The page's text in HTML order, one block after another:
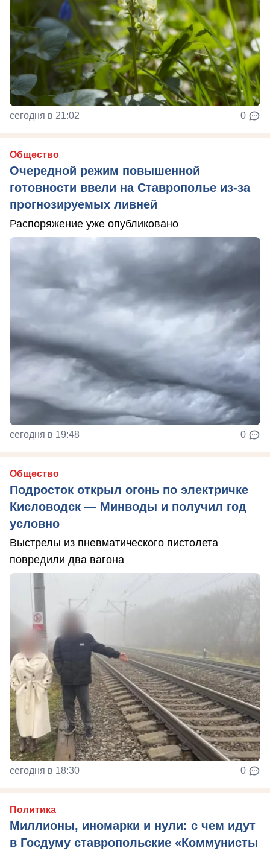
сегодня в 21:02 0
Общество
Очередной режим повышенной
готовности ввели на Ставрополье из-за
прогнозируемых ливней
Распоряжение уже опубликовано
сегодня в 19:48 0
Общество
Подросток открыл огонь по электричке
Кисловодск — Минводы и получил год
условно
Выстрелы из пневматического пистолета
повредили два вагона
сегодня в 18:30 0
Политика
Миллионы, иномарки и нули: с чем идут
в Госдуму ставропольские «Коммунисты